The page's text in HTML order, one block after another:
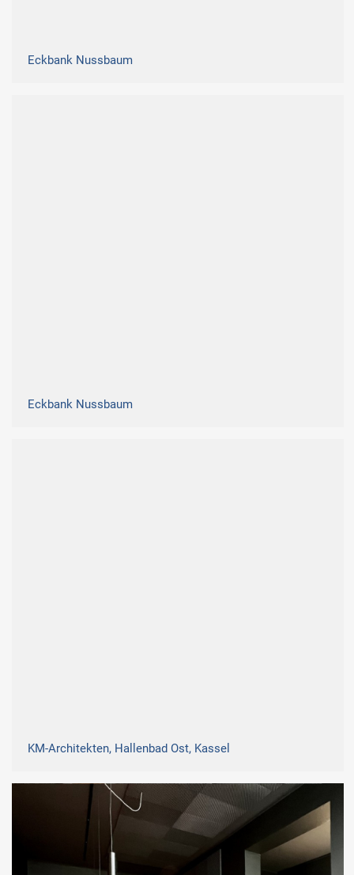
Eckbank Nussbaum
Eckbank Nussbaum
KM-Architekten, Hallenbad Ost, Kassel